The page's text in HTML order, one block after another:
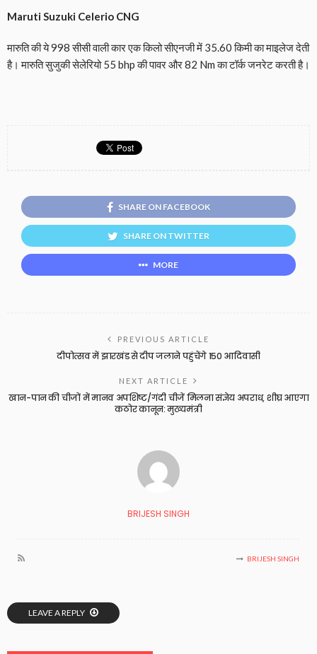
Maruti Suzuki Celerio CNG
मारुति की ये 998 सीसी वाली कार एक किलो सीएनजी में 35.60 किमी का माइलेज देती
है। मारुति सुजुकी सेलेरियो 55 bhp की पावर और 82 Nm का टॉर्क जनरेट करती है।
SHARE ON FACEBOOK
SHARE ON TWITTER
MORE
PREVIOUS ARTICLE
दीपोत्सव में झारखंड से दीप जलाने पहुंचेंगे 150 आदिवासी
NEXT ARTICLE
खान-पान की चीजों में मानव अपशिष्ट/गंदी चीजें मिलना संज्ञेय अपराध, शीघ्र आएगा
कठोर कानून: मुख्यमंत्री
BRIJESH SINGH
BRIJESH SINGH
LEAVE A REPLY